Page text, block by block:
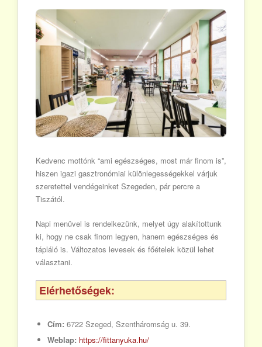
Kedvenc mottónk “ami egészséges, most már finom is”,
hiszen igazi gasztronómiai különlegességekkel várjuk
szeretettel vendégeinket Szegeden, pár percre a
Tiszától.
Napi menüvel is rendelkezünk, melyet úgy alakítottunk
ki, hogy ne csak finom legyen, hanem egészséges és
tápláló is. Változatos levesek és főételek közül lehet
választani.
Elérhetőségek:
Cím: 6722 Szeged, Szentháromság u. 39.
Weblap: https://fittanyuka.hu/